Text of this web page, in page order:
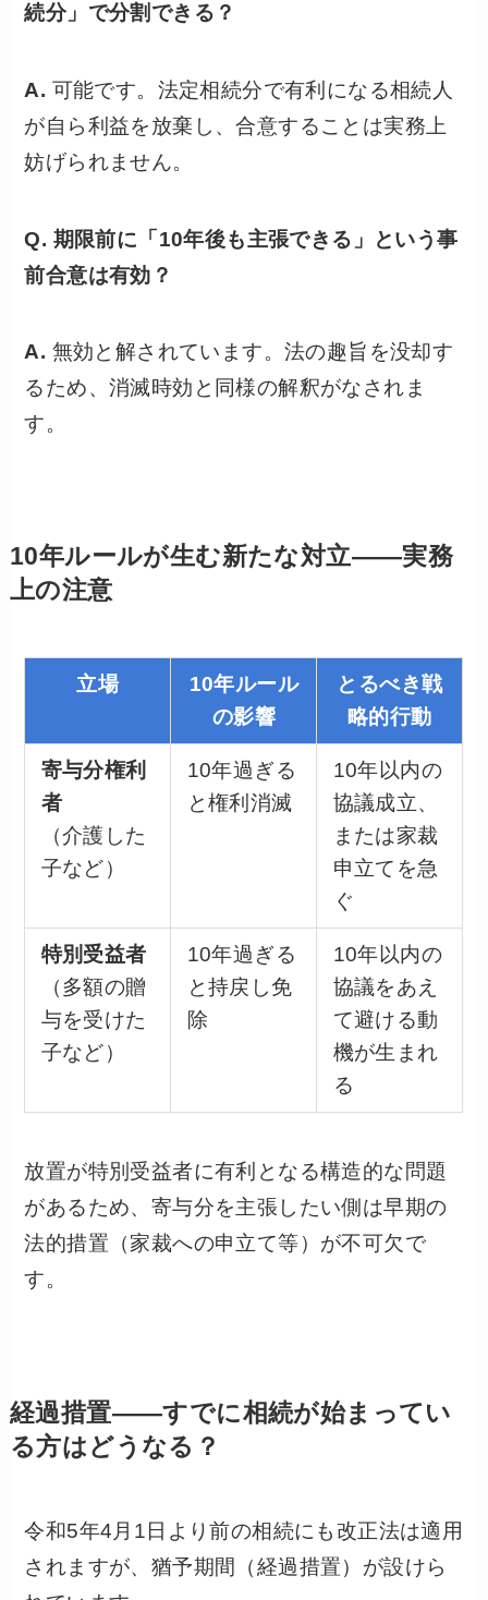
続分」で分割できる？
A. 可能です。法定相続分で有利になる相続人
が自ら利益を放棄し、合意することは実務上
妨げられません。
Q. 期限前に「10年後も主張できる」という事
前合意は有効？
A. 無効と解されています。法の趣旨を没却す
るため、消滅時効と同様の解釈がなされま
す。
10年ルールが生む新たな対立——実務
上の注意
立場
10年ルール
の影響
とるべき戦
略的行動
寄与分権利
者
（介護した
子など）
10年過ぎる
と権利消滅
10年以内の
協議成立、
または家裁
申立てを急
ぐ
特別受益者
（多額の贈
与を受けた
子など）
10年過ぎる
と持戻し免
除
10年以内の
協議をあえ
て避ける動
機が生まれ
る
放置が特別受益者に有利となる構造的な問題
があるため、寄与分を主張したい側は早期の
法的措置（家裁への申立て等）が不可欠で
す。
経過措置——すでに相続が始まってい
る方はどうなる？
令和5年4月1日より前の相続にも改正法は適用
されますが、猶予期間（経過措置）が設けら